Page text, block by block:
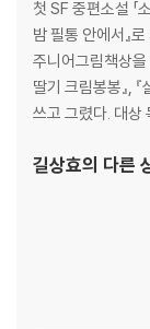
첫 SF 중편소설 「
밤 필통 안에서』
주니어그림책상
딸기 크림봉봉』,
쓰고 그렸다. 대상
길상효의 다른